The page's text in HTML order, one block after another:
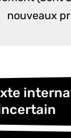
nouveaux